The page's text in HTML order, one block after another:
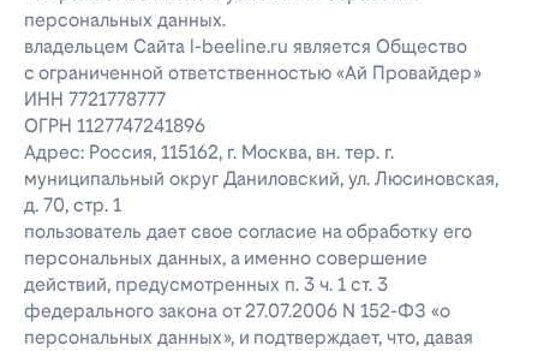
персональных данных.
владельцем Сайта l-beeline.ru является Общество
с ограниченной ответственностью «Ай Провайдер»
ИНН 7721778777
ОГРН 1127747241896
Адрес: Россия, 115162, г. Москва, вн. тер. г.
муниципальный округ Даниловский, ул. Люсиновская,
д. 70, стр. 1
пользователь дает свое согласие на обработку его
персональных данных, а именно совершение
действий, предусмотренных п. 3 ч. 1 ст. 3
федерального закона от 27.07.2006 N 152-ФЗ «о
персональных данных», и подтверждает, что, давая